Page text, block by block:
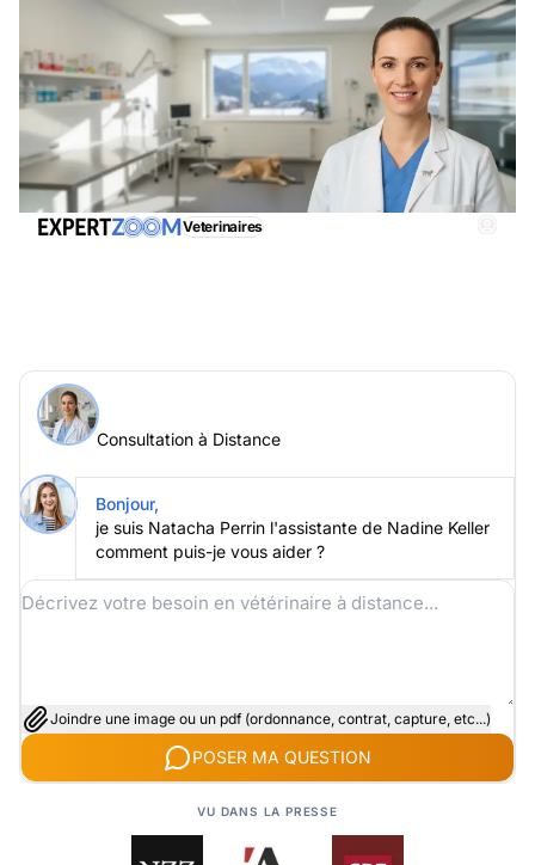
Veterinaires
Posez votre question à Nadine Keller
Consultation à Distance
Bonjour,
je suis Natacha Perrin l'assistante de Nadine Keller
comment puis-je vous aider ?
Joindre une image ou un pdf (ordonnance, contrat, capture, etc...)
POSER MA QUESTION
VU DANS LA PRESSE